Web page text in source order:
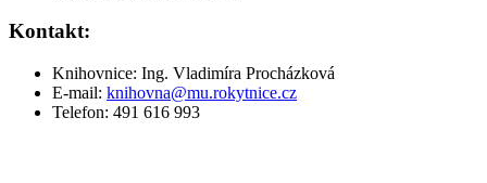
Kontakt:
Knihovnice: Ing. Vladimíra Procházková
E-mail: knihovna@mu.rokytnice.cz
Telefon: 491 616 993